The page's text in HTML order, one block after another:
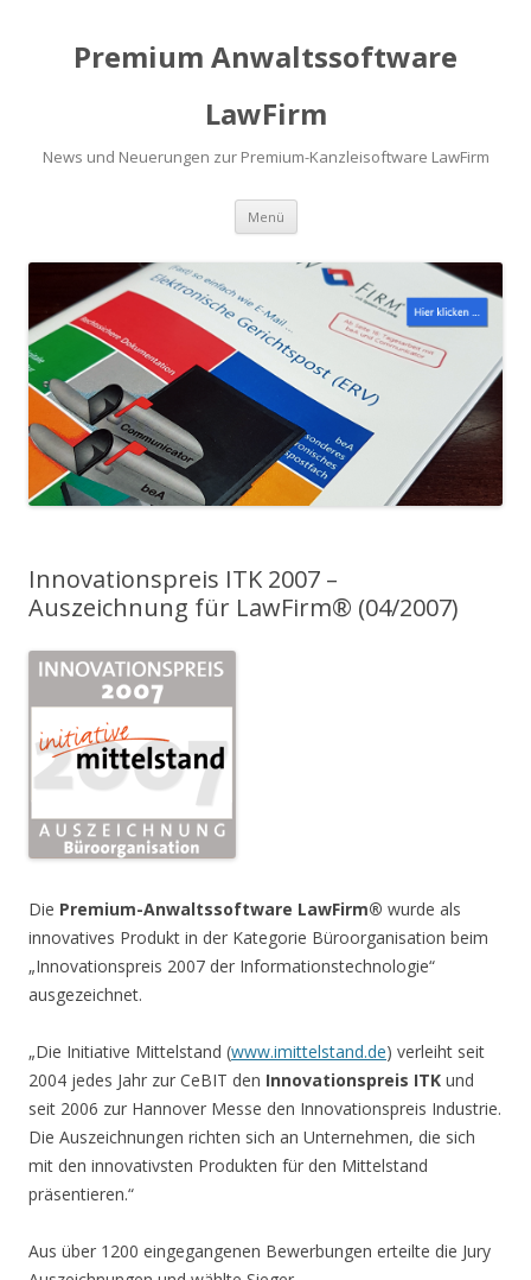
Premium Anwaltssoftware
LawFirm
News und Neuerungen zur Premium-Kanzleisoftware LawFirm
Menü
Innovationspreis ITK 2007 –
Auszeichnung für LawFirm® (04/2007)
Die Premium-Anwaltssoftware LawFirm® wurde als
innovatives Produkt in der Kategorie Büroorganisation beim
„Innovationspreis 2007 der Informationstechnologie“
ausgezeichnet.
„Die Initiative Mittelstand (www.imittelstand.de) verleiht seit
2004 jedes Jahr zur CeBIT den Innovationspreis ITK und
seit 2006 zur Hannover Messe den Innovationspreis Industrie.
Die Auszeichnungen richten sich an Unternehmen, die sich
mit den innovativsten Produkten für den Mittelstand
präsentieren.“
Aus über 1200 eingegangenen Bewerbungen erteilte die Jury